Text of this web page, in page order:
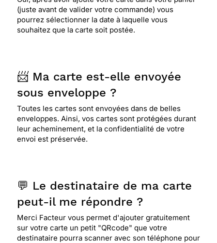
(juste avant de valider votre commande) vous
pourrez sélectionner la date à laquelle vous
souhaitez que la carte soit postée.
📨 Ma carte est-elle envoyée
sous enveloppe ?
Toutes les cartes sont envoyées dans de belles
enveloppes. Ainsi, vos cartes sont protégées durant
leur acheminement, et la confidentialité de votre
envoi est préservée.
💬 Le destinataire de ma carte
peut-il me répondre ?
Merci Facteur vous permet d'ajouter gratuitement
sur votre carte un petit "QRcode" que votre
destinataire pourra scanner avec son téléphone pour